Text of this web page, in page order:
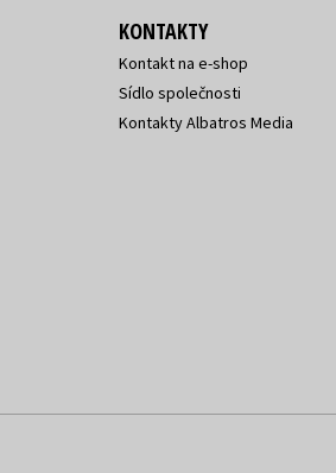
KONTAKTY
Kontakt na e-shop
Sídlo společnosti
Kontakty Albatros Media